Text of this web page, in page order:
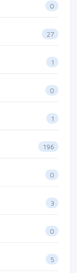
0
27
1
0
1
196
0
3
0
5